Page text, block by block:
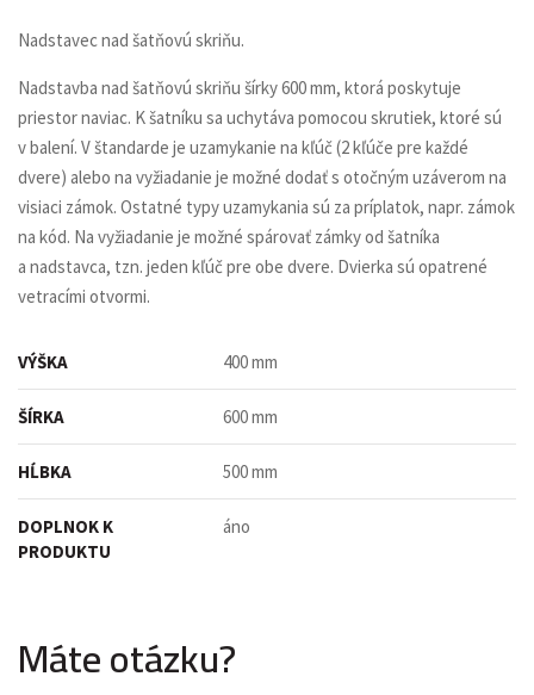
Nadstavec nad šatňovú skriňu.
Nadstavba nad šatňovú skriňu šírky 600 mm, ktorá poskytuje
priestor naviac. K šatníku sa uchytáva pomocou skrutiek, ktoré sú
v balení. V štandarde je uzamykanie na kľúč (2 kľúče pre každé
dvere) alebo na vyžiadanie je možné dodať s otočným uzáverom na
visiaci zámok. Ostatné typy uzamykania sú za príplatok, napr. zámok
na kód. Na vyžiadanie je možné spárovať zámky od šatníka
a nadstavca, tzn. jeden kľúč pre obe dvere. Dvierka sú opatrené
vetracími otvormi.
VÝŠKA 400 mm
ŠÍRKA 600 mm
HĹBKA 500 mm
DOPLNOK K
PRODUKTU
áno
Máte otázku?